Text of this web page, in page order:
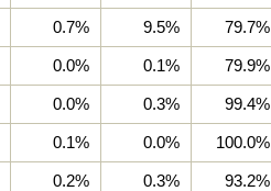
0.7% 9.5% 79.7%
0.0% 0.1% 79.9%
0.0% 0.3% 99.4%
0.1% 0.0% 100.0%
0.2% 0.3% 93.2%